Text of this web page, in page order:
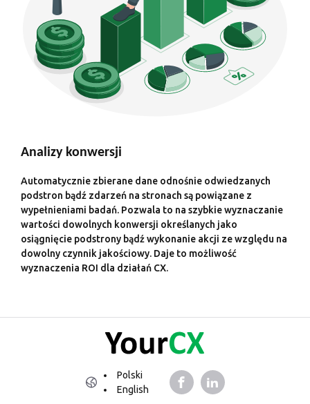
Analizy konwersji
Automatycznie zbierane dane odnośnie odwiedzanych
podstron bądź zdarzeń na stronach są powiązane z
wypełnieniami badań. Pozwala to na szybkie wyznaczanie
wartości dowolnych konwersji określanych jako
osiągnięcie podstrony bądź wykonanie akcji ze względu na
dowolny czynnik jakościowy. Daje to możliwość
wyznaczenia ROI dla działań CX.
Polski
English